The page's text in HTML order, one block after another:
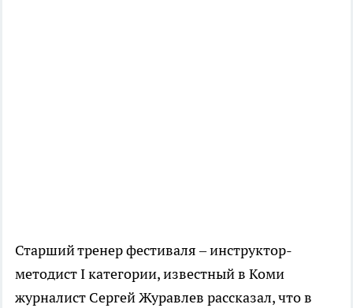
Старший тренер фестиваля – инструктор-
методист I категории, известный в Коми
журналист Сергей Журавлев рассказал, что в